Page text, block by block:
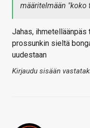
määritelmään "koko
Jahas,
prossunkin sieltä
uudestaan
Kirjaudu sisään